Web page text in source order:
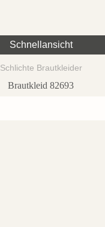
Schnellansicht
Schlichte Brautkleider
Brautkleid 82693